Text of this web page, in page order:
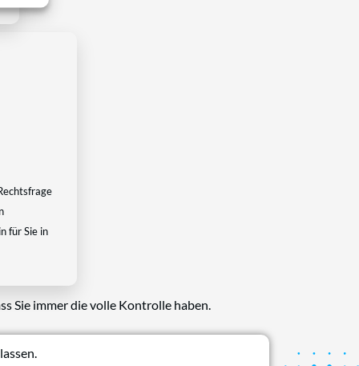
für Sie in
Sie immer die volle Kontrolle haben.